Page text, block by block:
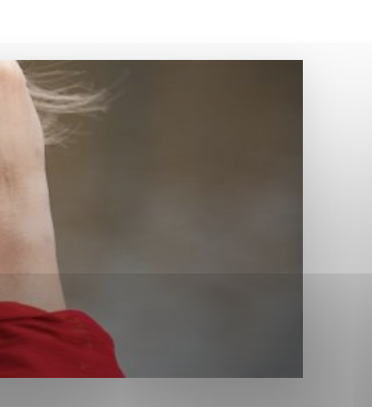
tým,
webovej
používajú,
a nie je